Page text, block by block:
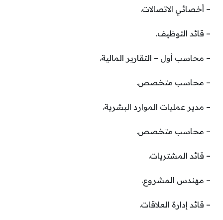
– أخصائي الاتصالات.
– قائد التوظيف.
– محاسب أول – التقارير المالية.
– محاسب متخصص.
– مدير عمليات الموارد البشرية.
– محاسب متخصص.
– قائد المشتريات.
– مهندس المشروع.
– قائد إدارة العلاقات.